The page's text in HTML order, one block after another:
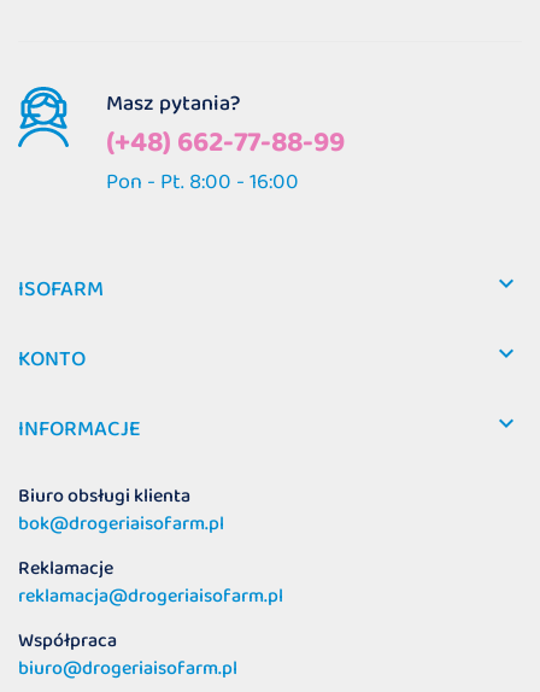
Masz pytania?
(+48) 662-77-88-99
Pon - Pt. 8:00 - 16:00
ISOFARM 
KONTO 
INFORMACJE 
Biuro obsługi klienta
bok@drogeriaisofarm.pl
Reklamacje
reklamacja@drogeriaisofarm.pl
Współpraca
biuro@drogeriaisofarm.pl